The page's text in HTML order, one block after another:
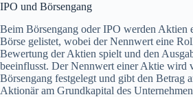
IPO und Börsengang
Beim Börsengang oder IPO werden Aktien
Börse gelistet, wobei der Nennwert eine
Bewertung der Aktien spielt und den
beeinflusst. Der Nennwert einer Aktie wird
Börsengang festgelegt und gibt den Betrag
Aktionär am Grundkapital des